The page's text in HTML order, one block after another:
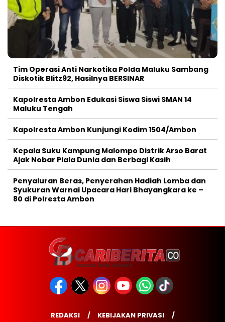
Tim Operasi Anti Narkotika Polda Maluku Sambang
Diskotik Blitz92, Hasilnya BERSINAR
Kapolresta Ambon Edukasi Siswa Siswi SMAN 14
Maluku Tengah
Kapolresta Ambon Kunjungi Kodim 1504/Ambon
Kepala Suku Kampung Malompo Distrik Arso Barat
Ajak Nobar Piala Dunia dan Berbagi Kasih
Penyaluran Beras, Penyerahan Hadiah Lomba dan
Syukuran Warnai Upacara Hari Bhayangkara ke –
80 di Polresta Ambon
REDAKSI KEBIJAKAN PRIVASI